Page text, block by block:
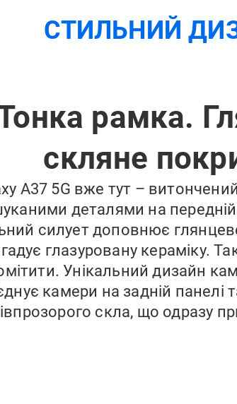
СТИЛЬНИЙ
рамка.
скляне
A37 5G вже тут –
деталями на передній
силует доповнює
глазуровану кераміку.
Унікальний дизайн
камери на задній панелі
скла, що одразу